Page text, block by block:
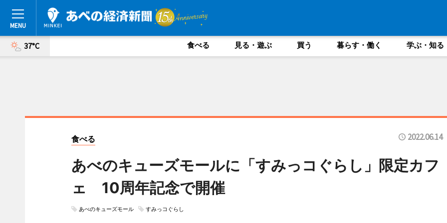
37°C 食べる 見る・遊ぶ 買う 暮らす・働く 学ぶ・知る
食べる 2022.06.14
あべのキューズモールに「すみっコぐらし」限定カフ
ェ 10周年記念で開催
あべのキューズモール すみっコぐらし